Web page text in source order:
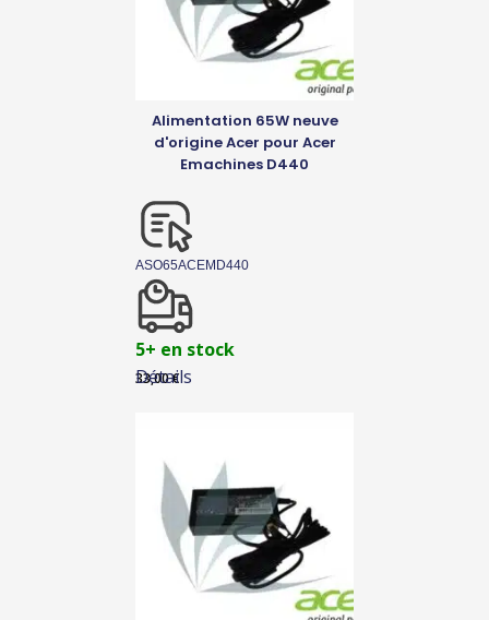
Détails
Alimentation 65W neuve
d'origine Acer pour Acer
Emachines D440
ASO65ACEMD440
5+ en stock
33,00€